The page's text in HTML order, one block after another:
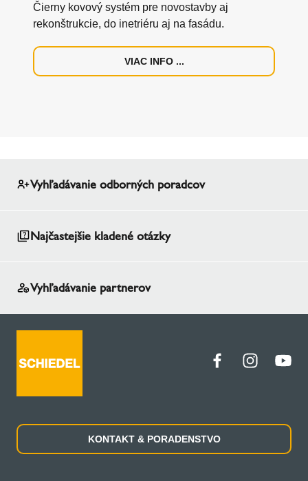
Čierny kovový systém pre novostavby aj
rekonštrukcie, do inetriéru aj na fasádu.
VIAC INFO ...
Vyhľadávanie odborných poradcov
Najčastejšie kladené otázky
Vyhľadávanie partnerov
KONTAKT & PORADENSTVO